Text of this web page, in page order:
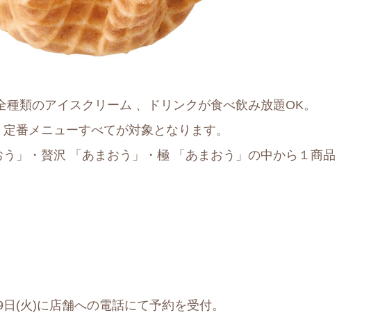
類のアイスクリーム 、ドリンクが食べ飲み放題OK。
番メニューすべてが対象となります。
」・贅沢 「あまおう」・極 「あまおう」の中から１商品
(火)に店舗への電話にて予約を受付。